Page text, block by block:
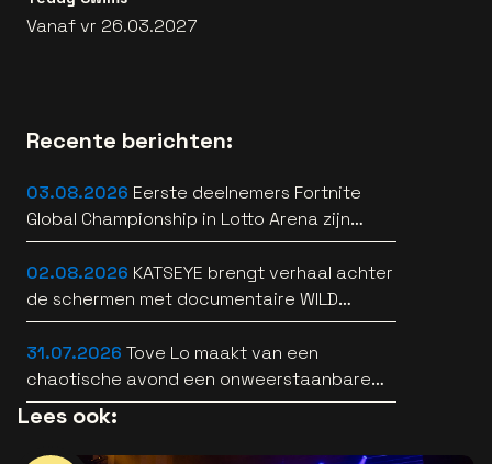
Vanaf vr 26.03.2027
Recente berichten:
03.08.2026 Eerste deelnemers Fortnite
Global Championship in Lotto Arena zijn
bekend
02.08.2026 KATSEYE brengt verhaal achter
de schermen met documentaire WILD
HEARTS [trailer]
31.07.2026 Tove Lo maakt van een
chaotische avond een onweerstaanbare
popsong
Lees ook: